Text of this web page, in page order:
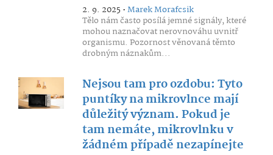
2. 9. 2025 •Marek Morafcsik
Tělo nám často posílá jemné signály, které
mohou naznačovat nerovnováhu uvnitř
organismu. Pozornost věnovaná těmto
drobným náznakům...
Nejsou tam pro ozdobu: Tyto
puntíky na mikrovlnce mají
důležitý význam. Pokud je
tam nemáte, mikrovlnku v
žádném případě nezapínejte